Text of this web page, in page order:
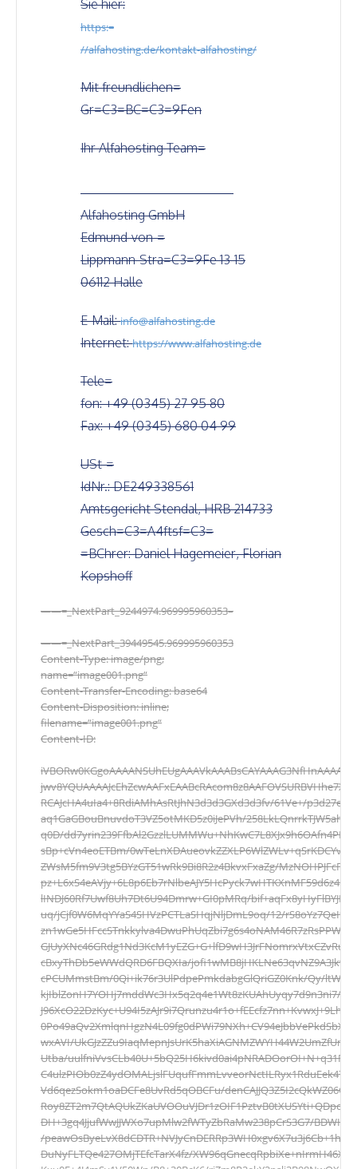
Sie hier:
https:=
//alfahosting.de/kontakt-alfahosting/
Mit freundlichen=
Gr=C3=BC=C3=9Fen
Ihr Alfahosting Team=
————————————
Alfahosting GmbH
Edmund-von-=
Lippmann-Stra=C3=9Fe 13-15
06112 Halle
E-Mail:info@alfahosting.de
Internet:https://www.alfahosting.de
Tele=
fon: +49 (0345) 27 95 80
Fax: +49 (0345) 680 04 99
USt-=
IdNr.: DE249338561
Amtsgericht Stendal, HRB 214733
Gesch=C3=A4ftsf=C3=
=BChrer: Daniel Hagemeier, Florian
Kopshoff
——=_NextPart_9244974.969995960353–
——=_NextPart_39449545.969995960353
Content-Type: image/png;
name=“image001.png“
Content-Transfer-Encoding: base64
Content-Disposition: inline;
filename=“image001.png“
Content-ID:
RCAJcHA4uIa4+8RdiAMhAsRtJhN3d3d3GXd3d3fv/61Ve+/
aq1GaGBouBnuvdoT3VZ5otMKD5z0iJePVh/
q0D/
sBp+cVn4eoETBm/
ZWsM5fm9V3tg5BYzGT51wRk9Bi8R2z4BkvxFxaZg/
lINDJ60Rf7Uwf8Uh7Dt6U94Dmrw+GI0pMRq/
uq/jCjf0W6MqYYaS4SHVzPCTLaSHqjNljDmL9oq/12/
cBxyThDb5eWWdQRD6FBQXIa/
cPCUMmstBm/0Qi+ik76r3UlPdpePmkdabgGlQriGZ0Knk/Qy/
kjIblZonH7YOHj7mddWc3Hx5q2q4e1Wt8zKUAhUyqy7d9n3ni7/
wxAVI/
Utba/
Vd6qezSokm1oaDCFe8UvRd5qOBCFu/
DH+3gq4JjufWwJJWXo7upMlw2fWTyZbRaMw238pCrS3G7/
/
DuNyFLTQe427OMjTEfcTarX4fz/